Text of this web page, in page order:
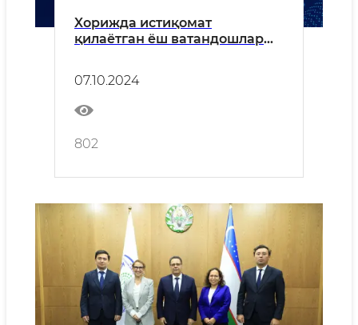
Xорижда истиқомат
қилаётган ёш ватандошлар
07.10.2024
802